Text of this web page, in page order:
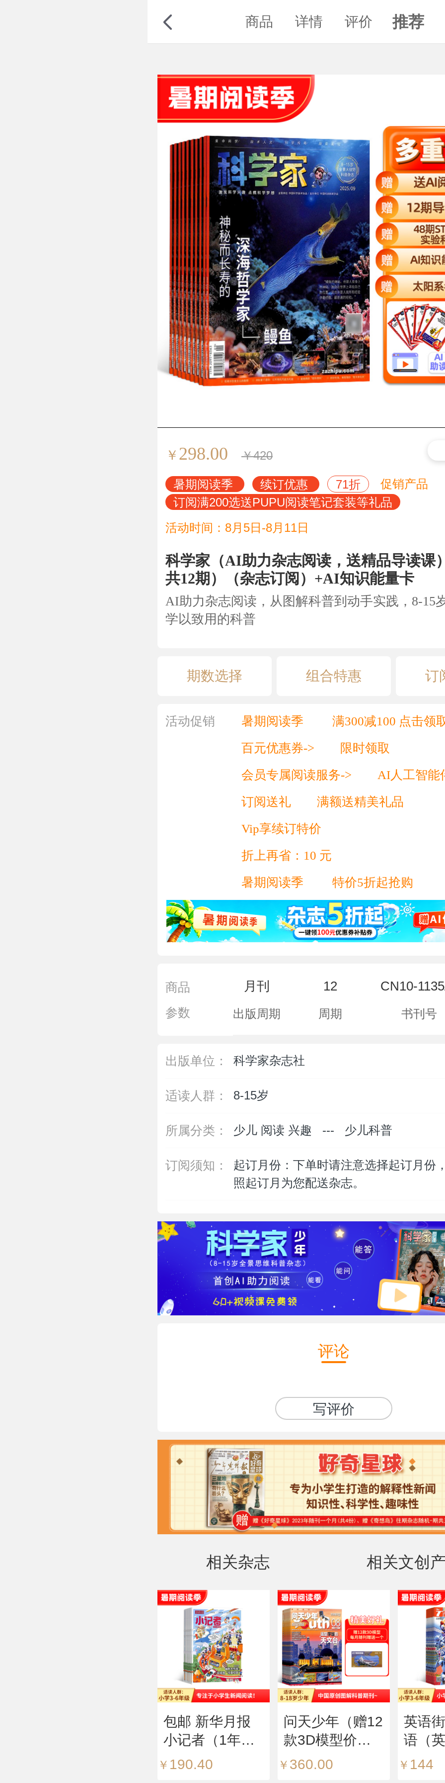
商品 详情 评价 推荐
￥ 298.00 ￥420
暑期阅读季 续订优惠 71折
促销产品
订阅满200选送PUPU阅读笔记套装等礼品
活动时间：8月5日-8月11日
科学家（AI助力杂志阅读，送精品导读课
共12期）（杂志订阅）+AI知识能量卡
AI助力杂志阅读，从图解科普到动手实践，8-15
学以致用的科普
期数选择 组合特惠 订
活动促销 暑期阅读季
满300减100 点击领
百元优惠券->
限时领取
会员专属阅读服务->
AI人工智能
订阅送礼
满额送精美礼品
Vip享续订特价
折上再省：10 元
暑期阅读季
特价5折起抢购
商品
参数
月刊
出版周期
12
周期
CN10-
书刊号
出版单位： 科学家杂志社
适读人群： 8-15岁
所属分类： 少儿 阅读 兴趣 --- 少儿科普
订阅须知：
起订月份：下单时请注意选择起订月份
照起订月为您配送杂志。
评论
写评价
相关杂志 相关文创
包邮 新华月报
小记者（1年共
12期）（预约全
￥ 190.40
问天少年（赠12
款3D模型价值
216元，每月随
￥ 360.00
英语
语（
版）
￥ 144